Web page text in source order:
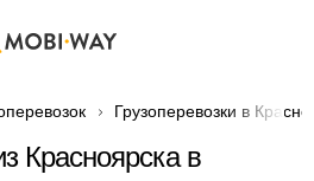
Грузоперевозки в
Красноярска в